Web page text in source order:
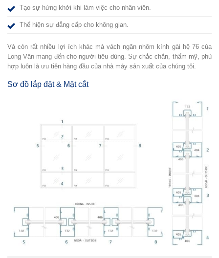
Tạo sự hứng khởi khi làm việc cho nhân viên.
Thể hiện sự đẳng cấp cho không gian.
Và còn rất nhiều lợi ích khác mà vách ngăn nhôm kính gài hệ 76 của
Long Vân mang đến cho người tiêu dùng. Sự chắc chắn, thẩm mỹ, phù
hợp luôn là ưu tiên hàng đầu của nhà máy sản xuất của chúng tôi.
Sơ đồ lắp đặt & Mặt cắt